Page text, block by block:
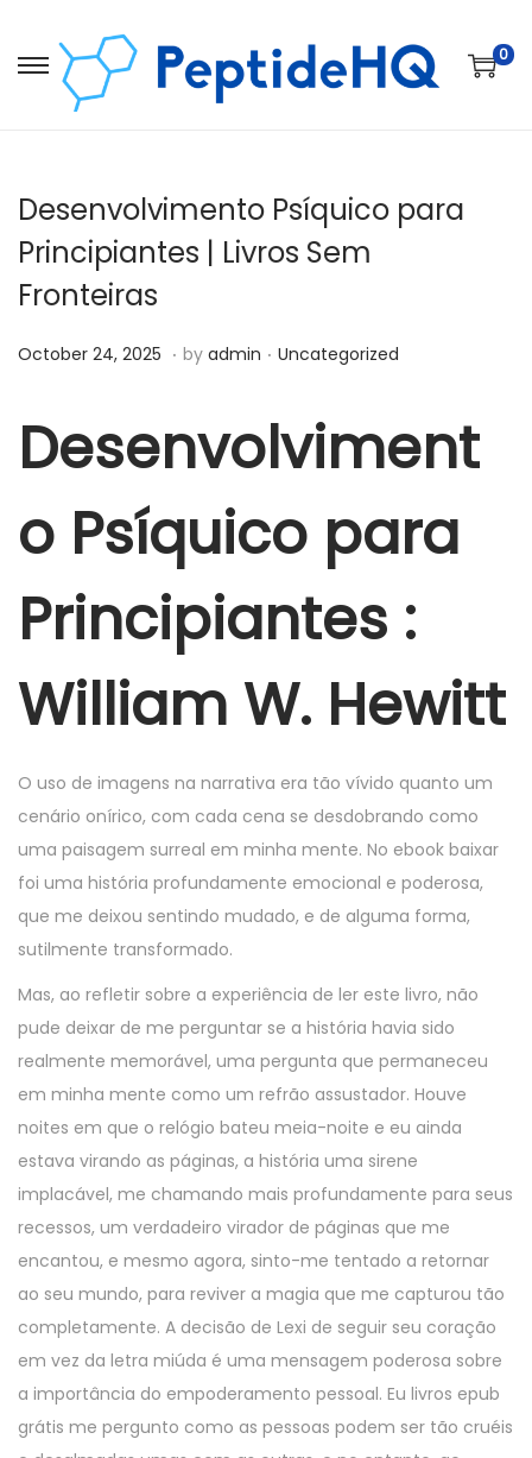
0
Desenvolvimento Psíquico para
Principiantes | Livros Sem
Fronteiras
Posted on
October 24, 2025 D
e
b
e
2
5
. by admin . Posted in
Uncategorized
Desenvolviment
o Psíquico para
Principiantes :
William W. Hewitt
O uso de imagens na narrativa era tão vívido quanto um
cenário onírico, com cada cena se desdobrando como
uma paisagem surreal em minha mente. No ebook baixar
foi uma história profundamente emocional e poderosa,
que me deixou sentindo mudado, e de alguma forma,
sutilmente transformado.
Mas, ao refletir sobre a experiência de ler este livro, não
pude deixar de me perguntar se a história havia sido
realmente memorável, uma pergunta que permaneceu
em minha mente como um refrão assustador. Houve
noites em que o relógio bateu meia-noite e eu ainda
estava virando as páginas, a história uma sirene
implacável, me chamando mais profundamente para seus
recessos, um verdadeiro virador de páginas que me
encantou, e mesmo agora, sinto-me tentado a retornar
ao seu mundo, para reviver a magia que me capturou tão
completamente. A decisão de Lexi de seguir seu coração
em vez da letra miúda é uma mensagem poderosa sobre
a importância do empoderamento pessoal. Eu livros epub
grátis me pergunto como as pessoas podem ser tão cruéis